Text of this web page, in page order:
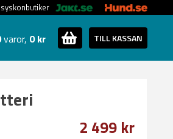
varor, 0 kr TILL KASSAN
2 499 kr